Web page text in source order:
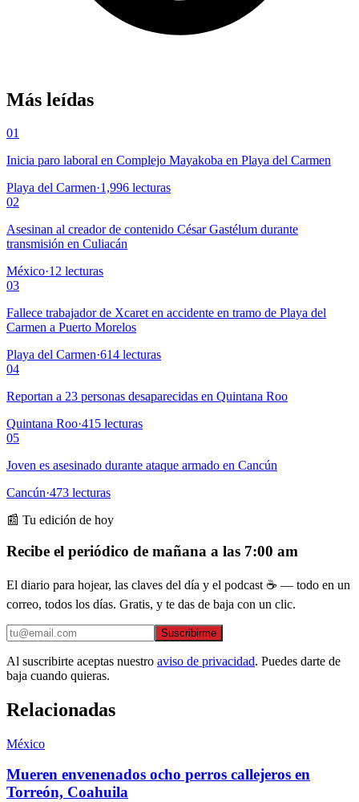
Más leídas
01
Inicia paro laboral en Complejo Mayakoba en Playa del Carmen
Playa del Carmen·1,996 lecturas
02
Asesinan al creador de contenido César Gastélum durante
transmisión en Culiacán
México·12 lecturas
03
Fallece trabajador de Xcaret en accidente en tramo de Playa del
Carmen a Puerto Morelos
Playa del Carmen·614 lecturas
04
Reportan a 23 personas desaparecidas en Quintana Roo
Quintana Roo·415 lecturas
05
Joven es asesinado durante ataque armado en Cancún
Cancún·473 lecturas
📰 Tu edición de hoy
Recibe el periódico de mañana a las 7:00 am
El diario para hojear, las claves del día y el podcast ☕ — todo en un
correo, todos los días. Gratis, y te das de baja con un clic.
Suscribirme
Al suscribirte aceptas nuestro aviso de privacidad. Puedes darte de
baja cuando quieras.
Relacionadas
México
Mueren envenenados ocho perros callejeros en
Torreón, Coahuila